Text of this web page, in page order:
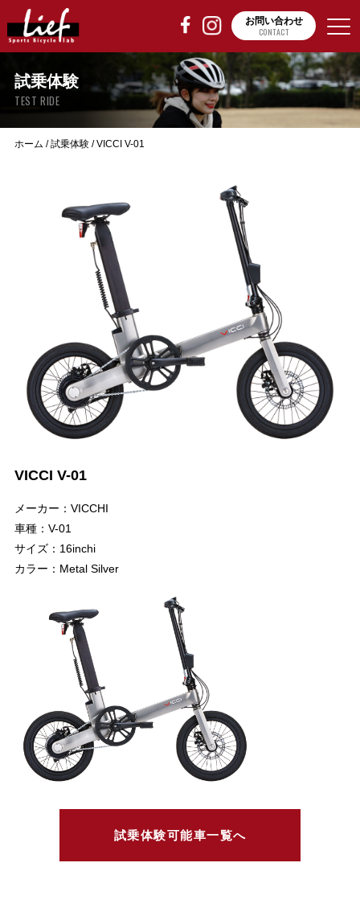
お問い合わせ
CONTACT
試乗体験
TEST RIDE
ホーム /試乗体験/VICCI V-01
VICCI V-01
メーカー：VICCHI
車種：V-01
サイズ：16inchi
カラー：Metal Silver
試乗体験可能車一覧へ